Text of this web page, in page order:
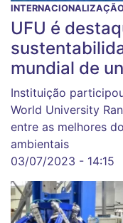
UFU é
mundial de
Instituição
World University
entre as melhores
ambientais
03/07/2023 - 14:15